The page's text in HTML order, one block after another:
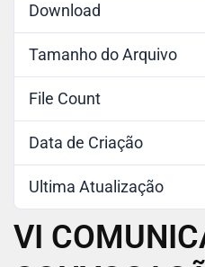
Download
Tamanho do Arquivo
File Count
Data de Criação
Ultima Atualização
VI